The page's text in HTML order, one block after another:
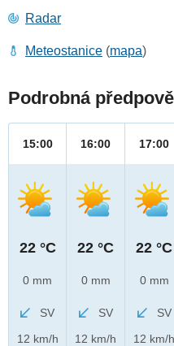
Radar
Meteostanice (mapa)
Podrobná
15:00
22 °C
0 mm
SV
12 km/h
16:00
22 °C
0 mm
SV
12 km/h
17:00
22 °C
0 mm
SV
12 km/h